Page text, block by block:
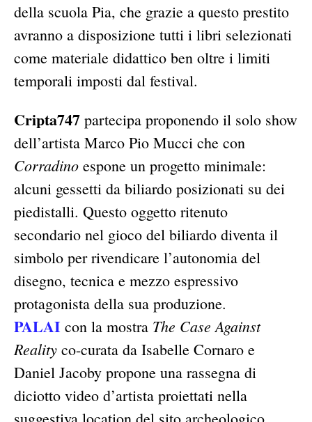
della scuola Pia, che grazie a questo prestito
avranno a disposizione tutti i libri selezionati
come materiale didattico ben oltre i limiti
temporali imposti dal festival.
Cripta747 partecipa proponendo il solo show
dell’artista Marco Pio Mucci che con
Corradino espone un progetto minimale:
alcuni gessetti da biliardo posizionati su dei
piedistalli. Questo oggetto ritenuto
secondario nel gioco del biliardo diventa il
simbolo per rivendicare l’autonomia del
disegno, tecnica e mezzo espressivo
protagonista della sua produzione.
PALAI con la mostra The Case Against
Reality co-curata da Isabelle Cornaro e
Daniel Jacoby propone una rassegna di
diciotto video d’artista proiettati nella
suggestiva location del sito archeologico